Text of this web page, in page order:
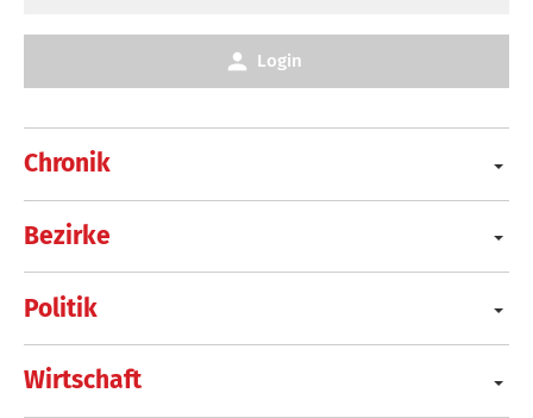
Chronik
Bezirke
Politik
Wirtschaft
Login